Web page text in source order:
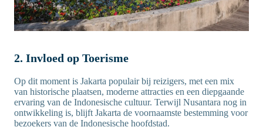
2. Invloed op Toerisme
Op dit moment is Jakarta populair bij reizigers, met een mix
van historische plaatsen, moderne attracties en een diepgaande
ervaring van de Indonesische cultuur. Terwijl Nusantara nog in
ontwikkeling is, blijft Jakarta de voornaamste bestemming voor
bezoekers van de Indonesische hoofdstad.